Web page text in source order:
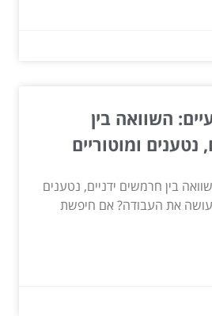
השוואה בין
נטענים ומוטוריים
בין חרמשים ידניים, נטענים
עושה את העבודה? אם חיפשת